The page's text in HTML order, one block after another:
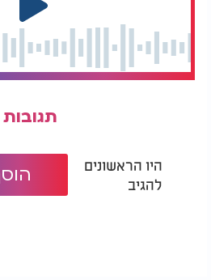
צפו בגלריה מהמעמד.
צילום: יעקב כהן
תגובות
היו הראשונים
להגיב